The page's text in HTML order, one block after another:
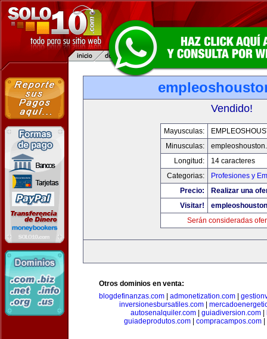
Vendido!
Mayusculas:
Minusculas:
Longitud:
14 caracteres
Categorias:
Profesiones y
Precio:
Realizar una
Visitar!
Serán consideradas
Otros dominios en venta:
blogdefinanzas.com
admonetization.com
inversionesbursatiles.com|
autosenalquiler.com| guiadiversion.com|
guiadeprodutos.com| compracampos.com|